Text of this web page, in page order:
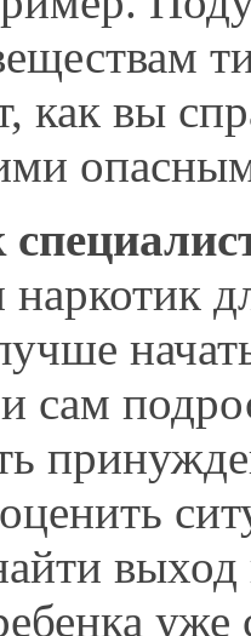
как вы
наркотик
и сам
оценить
выход
уже